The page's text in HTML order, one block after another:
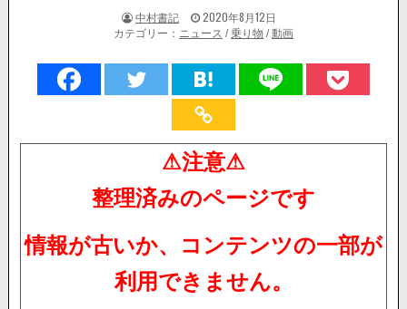
著
者:
中村書記
掲
載
2020年8月12日
カテゴリー： ニュース /乗り物 /動画
⚠注意⚠
整理済みのページです
情報が古いか、コンテンツの一部が
利用できません。